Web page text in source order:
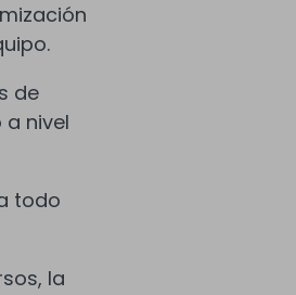
de
nivel
todo
la